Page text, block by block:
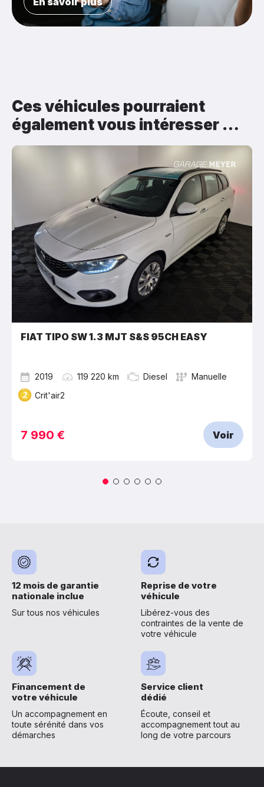
Ces véhicules pourraient
également vous intéresser …
FIAT TIPO SW 1.3 MJT S&S 95CH EASY
2019 119 220 km Diesel
Manuelle
Crit'air2
7 990 € Voir
12 mois de garantie
nationale inclue
Sur tous nos véhicules
Reprise de votre
véhicule
Libérez-vous des
contraintes de la vente de
votre véhicule
Financement de
votre véhicule
Un accompagnement en
toute sérénité dans vos
démarches
Service client
dédié
Écoute, conseil et
accompagnement tout au
long de votre parcours